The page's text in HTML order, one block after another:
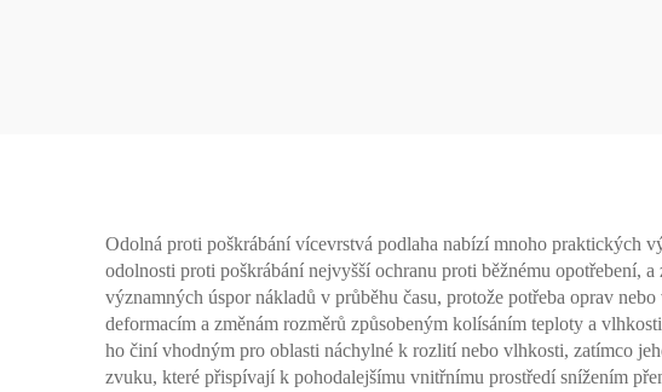
Odolná proti poškrábání vícevrstvá podlaha nabízí mnoho praktických
odolnosti proti poškrábání nejvyšší ochranu proti běžnému opotřebení,
významných úspor nákladů v průběhu času, protože potřeba oprav
deformacím a změnám rozměrů způsobeným kolísáním teploty a
ho činí vhodným pro oblasti náchylné k rozlití nebo vlhkosti, zatímco
zvuku, které přispívají k pohodalejšímu vnitřnímu prostředí snížením